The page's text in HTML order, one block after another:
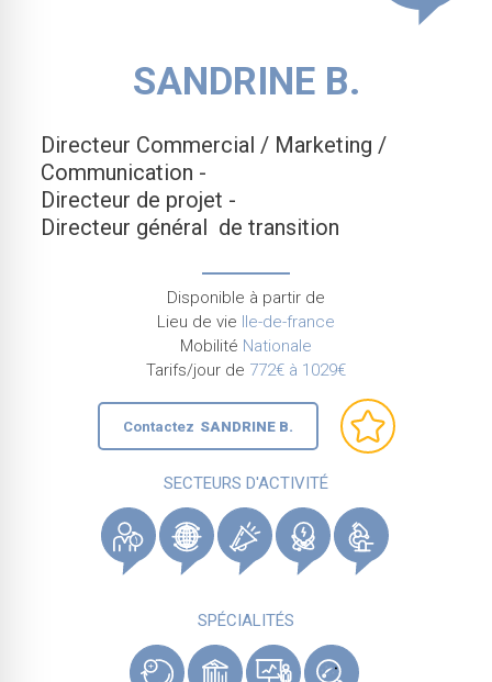
SECTEURS D'ACTIVITÉ
SPÉCIALITÉS
SANDRINE B.
Directeur Commercial / Marketing /
Communication -
Directeur de projet -
Directeur général de transition
Disponible à partir de
Lieu de vie Ile-de-france
Mobilité Nationale
Tarifs/jour de 772€ à 1029€
Contactez SANDRINE B.